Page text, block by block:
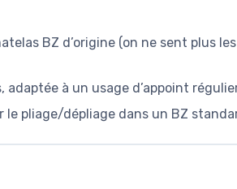
BZ d’origine (on ne sent plus
à un usage d’appoint
le pliage/dépliage dans un BZ